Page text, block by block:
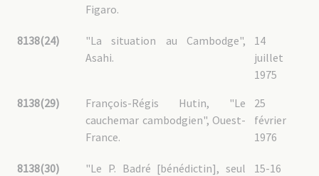
Figaro.
8138(24)
14
juillet
1975
"La situation au Cambodge",
Asahi.
8138(29)
25
février
1976
François-Régis Hutin, "Le
cauchemar cambodgien", Ouest-
France.
8138(30)
15-16
"Le P. Badré [bénédictin], seul